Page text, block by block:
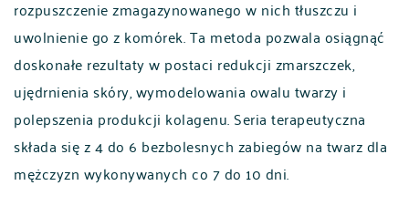
rozpuszczenie zmagazynowanego w nich tłuszczu i
uwolnienie go z komórek. Ta metoda pozwala osiągnąć
doskonałe rezultaty w postaci redukcji zmarszczek,
ujędrnienia skóry, wymodelowania owalu twarzy i
polepszenia produkcji kolagenu. Seria terapeutyczna
składa się z 4 do 6 bezbolesnych zabiegów na twarz dla
mężczyzn wykonywanych co 7 do 10 dni.